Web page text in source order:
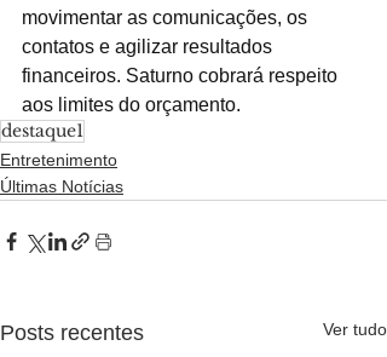
movimentar as comunicações, os
contatos e agilizar resultados
financeiros. Saturno cobrará respeito
aos limites do orçamento.
destaque1
Entretenimento
Últimas Notícias
Posts recentes Ver tudo